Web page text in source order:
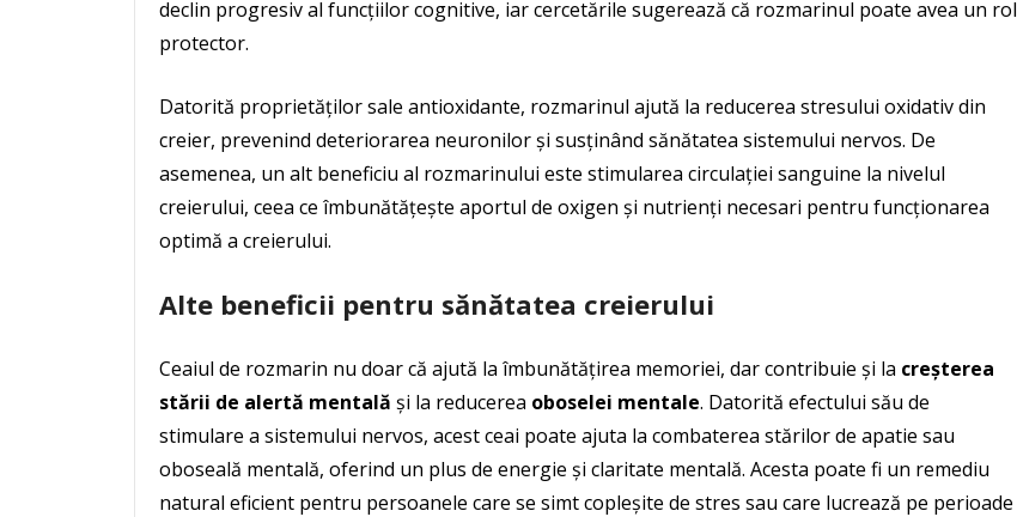
declin progresiv al funcțiilor cognitive, iar cercetările sugerează că rozmarinul poate avea un rol
protector.
Datorită proprietăților sale antioxidante, rozmarinul ajută la reducerea stresului oxidativ din
creier, prevenind deteriorarea neuronilor și susținând sănătatea sistemului nervos. De
asemenea, un alt beneficiu al rozmarinului este stimularea circulației sanguine la nivelul
creierului, ceea ce îmbunătățește aportul de oxigen și nutrienți necesari pentru funcționarea
optimă a creierului.
Alte beneficii pentru sănătatea creierului
Ceaiul de rozmarin nu doar că ajută la îmbunătățirea memoriei, dar contribuie și la creșterea
stării de alertă mentală și la reducerea oboselei mentale. Datorită efectului său de
stimulare a sistemului nervos, acest ceai poate ajuta la combaterea stărilor de apatie sau
oboseală mentală, oferind un plus de energie și claritate mentală. Acesta poate fi un remediu
natural eficient pentru persoanele care se simt copleșite de stres sau care lucrează pe perioade